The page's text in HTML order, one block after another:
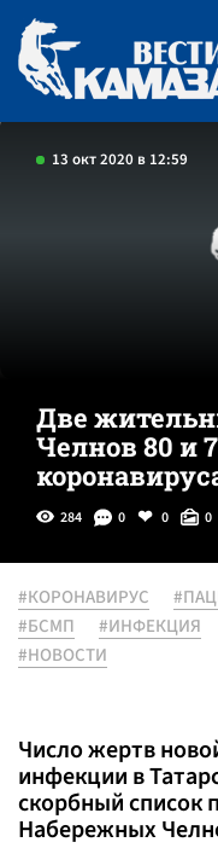
13 окт 2020 в 12:59
Две
Челнов 80 и
284 0 0 0
#КОРОНАВИРУС
#БСМП
#ИНФЕКЦИЯ
#НОВОСТИ
Число жертв
инфекции в
скорбный список
Набережных